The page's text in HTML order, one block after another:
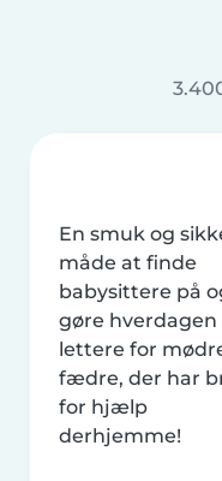
En smuk og
måde at finde
babysittere på
gøre hverdagen
lettere for
fædre, der har
for hjælp
derhjemme!